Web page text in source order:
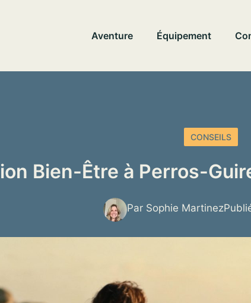
Aventure Équipement
CONSEILS
Bien-Être à Perros-
Par Sophie Martinez